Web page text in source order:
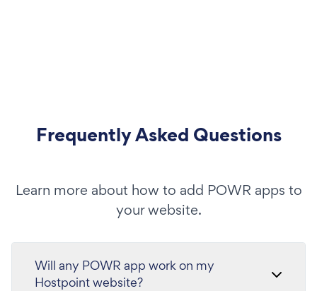
Frequently Asked Questions
Learn more about how to add POWR apps to
your website.
Will any POWR app work on my
Hostpoint website?